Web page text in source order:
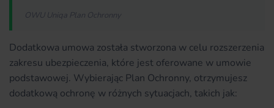
OWU Uniqa Plan Ochronny
Dodatkowa umowa została stworzona w celu rozszerzenia
zakresu ubezpieczenia, które jest oferowane w umowie
podstawowej. Wybierając Plan Ochronny, otrzymujesz
dodatkową ochronę w różnych sytuacjach, takich jak: